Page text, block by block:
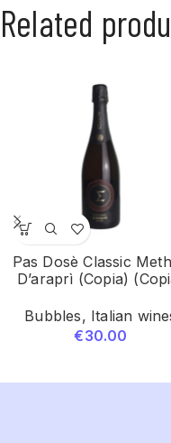
Related
Pas Dosè Classic
D’araprì (Copia)
Bubbles, Italian
€30.00